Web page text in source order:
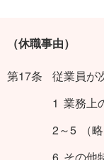
（休職事由）
第17条
従業員が
1 業務上
2～5
（略